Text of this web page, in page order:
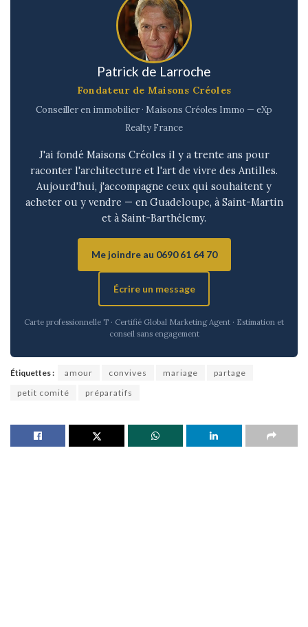
Patrick de Larroche
Fondateur de Maisons Créoles
Conseiller en immobilier · Maisons Créoles Immo — eXp
Realty France
J'ai fondé Maisons Créoles il y a trente ans pour
raconter l'architecture et l'art de vivre des Antilles.
Aujourd'hui, j'accompagne ceux qui souhaitent y
acheter ou y vendre — en Guadeloupe, à Saint-Martin
et à Saint-Barthélemy.
Me joindre au 0690 61 64 70
Écrire un message
Carte professionnelle T · Certifié Global Marketing Agent · Estimation et
conseil sans engagement
Étiquettes : amour convives mariage
partage
petit comité
préparatifs